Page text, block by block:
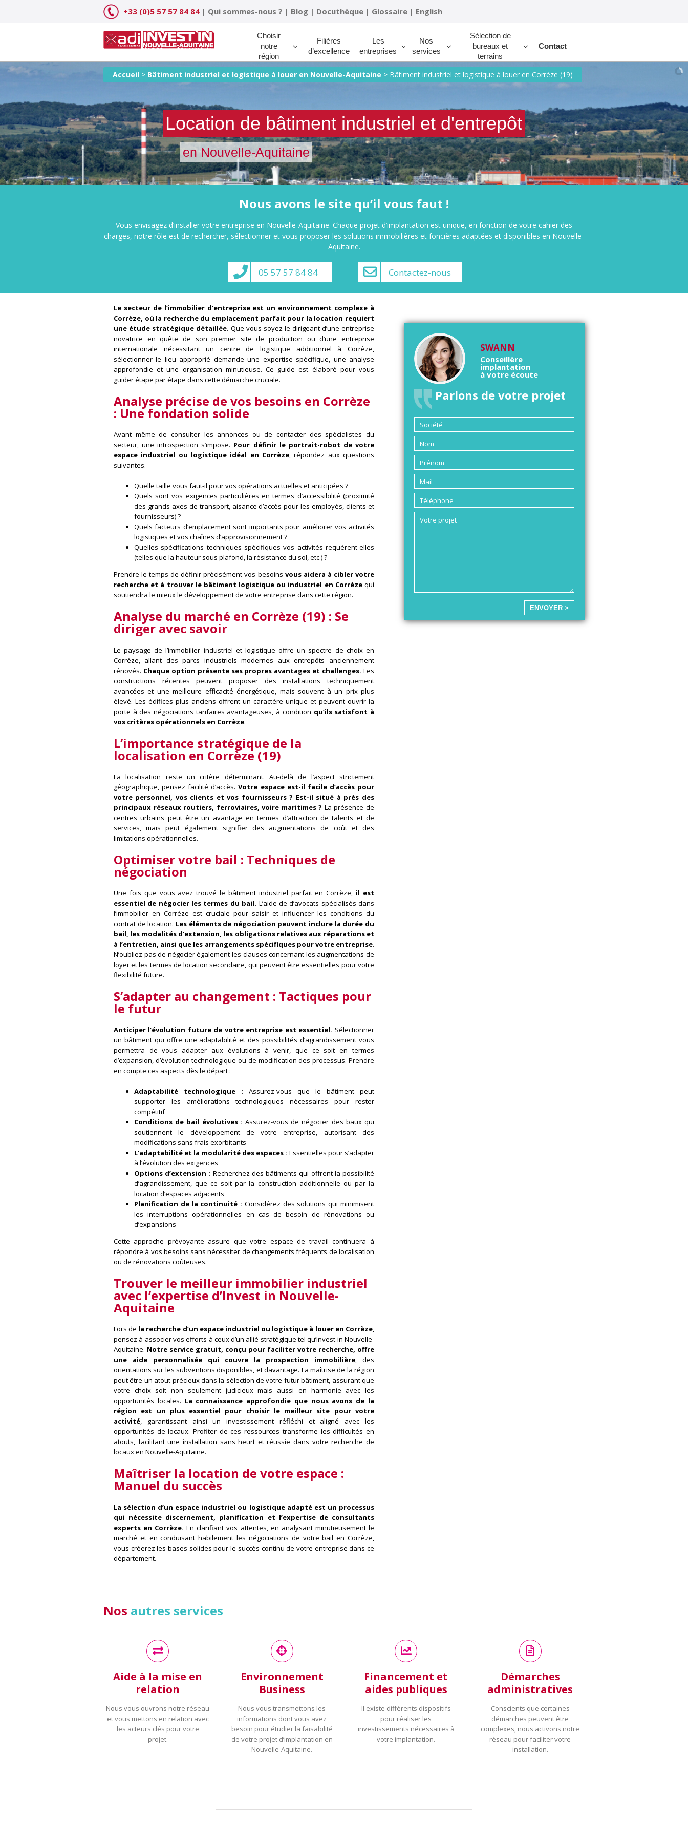
content
+33 (0)5 57 57 84 84 | Qui sommes-nous ? | Blog | Docuthèque | Glossaire | English
Rechercher
Choisir
notre
région
Filières
d’excellence
Les
entreprises
Nos
services
Sélection de
bureaux et
terrains
Contact
Accueil > Bâtiment industriel et logistique à louer en Nouvelle-Aquitaine > Bâtiment industriel et logistique à louer en Corrèze (19)
Location de bâtiment industriel et d'entrepôt
en Nouvelle-Aquitaine
Nous avons le site qu’il vous faut !
Vous envisagez d’installer votre entreprise en Nouvelle-Aquitaine. Chaque projet d’implantation est unique, en fonction de votre cahier des
charges, notre rôle est de rechercher, sélectionner et vous proposer les solutions immobilières et foncières adaptées et disponibles en Nouvelle-
Aquitaine.
05 57 57 84 84 Contactez-nous
Le secteur de l’immobilier d’entreprise est un environnement complexe à
Corrèze, où la recherche du emplacement parfait pour la location requiert
une étude stratégique détaillée. Que vous soyez le dirigeant d’une entreprise
novatrice en quête de son premier site de production ou d’une entreprise
internationale nécessitant un centre de logistique additionnel à Corrèze,
sélectionner le lieu approprié demande une expertise spécifique, une analyse
approfondie et une organisation minutieuse. Ce guide est élaboré pour vous
guider étape par étape dans cette démarche cruciale.
Analyse précise de vos besoins en Corrèze
: Une fondation solide
Avant même de consulter les annonces ou de contacter des spécialistes du
secteur, une introspection s’impose. Pour définir le portrait-robot de votre
espace industriel ou logistique idéal en Corrèze, répondez aux questions
suivantes.
Quelle taille vous faut-il pour vos opérations actuelles et anticipées ?
Quels sont vos exigences particulières en termes d’accessibilité (proximité
des grands axes de transport, aisance d’accès pour les employés, clients et
fournisseurs) ?
Quels facteurs d’emplacement sont importants pour améliorer vos activités
logistiques et vos chaînes d’approvisionnement ?
Quelles spécifications techniques spécifiques vos activités requèrent-elles
(telles que la hauteur sous plafond, la résistance du sol, etc.) ?
Prendre le temps de définir précisément vos besoins vous aidera à cibler votre
recherche et à trouver le bâtiment logistique ou industriel en Corrèzequi
soutiendra le mieux le développement de votre entreprise dans cette région.
Analyse du marché en Corrèze (19) : Se
diriger avec savoir
Le paysage de l’immobilier industriel et logistique offre un spectre de choix en
Corrèze, allant des parcs industriels modernes aux entrepôts anciennement
rénovés. Chaque option présente ses propres avantages et challenges. Les
constructions récentes peuvent proposer des installations techniquement
avancées et une meilleure efficacité énergétique, mais souvent à un prix plus
élevé. Les édifices plus anciens offrent un caractère unique et peuvent ouvrir la
porte à des négociations tarifaires avantageuses, à condition qu’ils satisfont à
vos critères opérationnels en Corrèze.
L’importance stratégique de la
localisation en Corrèze (19)
La localisation reste un critère déterminant. Au-delà de l’aspect strictement
géographique, pensez facilité d’accès.Votre espace est-il facile d’accès pour
votre personnel, vos clients et vos fournisseurs ? Est-il situé à près des
principaux réseaux routiers, ferroviaires, voire maritimes ? La présence de
centres urbains peut être un avantage en termes d’attraction de talents et de
services, mais peut également signifier des augmentations de coût et des
limitations opérationnelles.
Optimiser votre bail : Techniques de
négociation
Une fois que vous avez trouvé le bâtiment industriel parfait en Corrèze, il est
essentiel de négocier les termes du bail. L’aide de d’avocats spécialisés dans
l’immobilier en Corrèze est cruciale pour saisir et influencer les conditions du
contrat de location. Les éléments de négociation peuvent inclure la durée du
bail, les modalités d’extension, les obligations relatives aux réparations et
à l’entretien, ainsi que les arrangements spécifiques pour votre entreprise.
N’oubliez pas de négocier également les clauses concernant les augmentations de
loyer et les termes de location secondaire, qui peuvent être essentielles pour votre
flexibilité future.
S’adapter au changement : Tactiques pour
le futur
Anticiper l’évolution future de votre entreprise est essentiel. Sélectionner
un bâtiment qui offre une adaptabilité et des possibilités d’agrandissement vous
permettra de vous adapter aux évolutions à venir, que ce soit en termes
d’expansion, d’évolution technologique ou de modification des processus. Prendre
en compte ces aspects dès le départ :
Adaptabilité technologique : Assurez-vous que le bâtiment peut
supporter les améliorations technologiques nécessaires pour rester
compétitif
Conditions de bail évolutives : Assurez-vous de négocier des baux qui
soutiennent le développement de votre entreprise, autorisant des
modifications sans frais exorbitants
L’adaptabilité et la modularité des espaces : Essentielles pour s’adapter
à l’évolution des exigences
Options d’extension : Recherchez des bâtiments qui offrent la possibilité
d’agrandissement, que ce soit par la construction additionnelle ou par la
location d’espaces adjacents
Planification de la continuité : Considérez des solutions qui minimisent
les interruptions opérationnelles en cas de besoin de rénovations ou
d’expansions
Cette approche prévoyante assure que votre espace de travail continuera à
répondre à vos besoins sans nécessiter de changements fréquents de localisation
ou de rénovations coûteuses.
Trouver le meilleur immobilier industriel
avec l’expertise d’Invest in Nouvelle-
Aquitaine
Lors de la recherche d’un espace industriel ou logistique à louer en Corrèze,
pensez à associer vos efforts à ceux d’un allié stratégique tel qu’Invest in Nouvelle-
Aquitaine. Notre service gratuit, conçu pour faciliter votre recherche, offre
une aide personnalisée qui couvre la prospection immobilière, des
orientations sur les subventions disponibles, et davantage. La maîtrise de la région
peut être un atout précieux dans la sélection de votre futur bâtiment, assurant que
votre choix soit non seulement judicieux mais aussi en harmonie avec les
opportunités locales. La connaissance approfondie que nous avons de la
région est un plus essentiel pour choisir le meilleur site pour votre
activité, garantissant ainsi un investissement réfléchi et aligné avec les
opportunités de locaux. Profiter de ces ressources transforme les difficultés en
atouts, facilitant une installation sans heurt et réussie dans votre recherche de
locaux en Nouvelle-Aquitaine.
Maîtriser la location de votre espace :
Manuel du succès
La sélection d’un espace industriel ou logistique adapté est un processus
qui nécessite discernement, planification et l’expertise de consultants
experts en Corrèze. En clarifiant vos attentes, en analysant minutieusement le
marché et en conduisant habilement les négociations de votre bail en Corrèze,
vous créerez les bases solides pour le succès continu de votre entreprise dans ce
département.
SWANN
Conseillère
implantation
à votre écoute
Parlons de votre projet
ENVOYER >
Nos autres services
Aide à la mise en
relation
Nous vous ouvrons notre réseau
et vous mettons en relation avec
les acteurs clés pour votre
projet.
Environnement
Business
Nous vous transmettons les
informations dont vous avez
besoin pour étudier la faisabilité
de votre projet d’implantation en
Nouvelle-Aquitaine.
Financement et
aides publiques
Il existe différents dispositifs
pour réaliser les
investissements nécessaires à
votre implantation.
Démarches
administratives
Conscients que certaines
démarches peuvent être
complexes, nous activons notre
réseau pour faciliter votre
installation.